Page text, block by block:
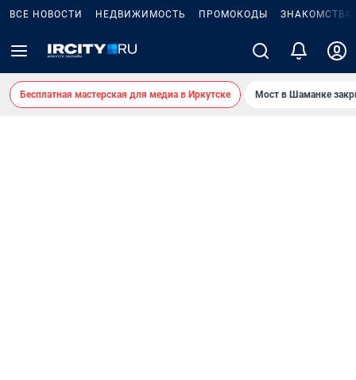
ВСЕ НОВОСТИ НЕДВИЖИМОСТЬ ПРОМОКОДЫ ЗНАКОМСТВА
Бесплатная мастерская для медиа в Иркутске Мост в Шаманке